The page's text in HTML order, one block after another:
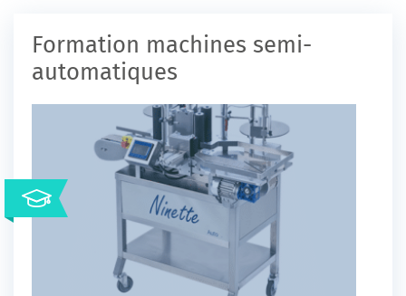
Formation machines semi-
automatiques